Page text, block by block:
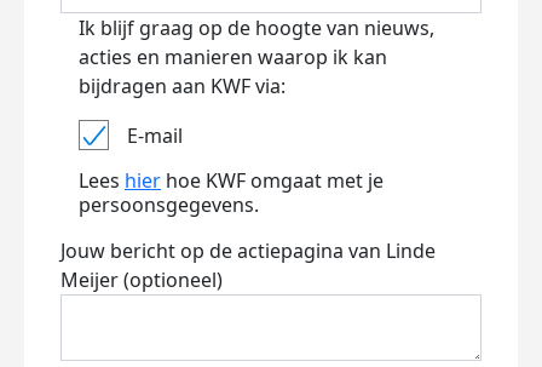
Ik blijf graag op de hoogte van nieuws,
acties en manieren waarop ik kan
bijdragen aan KWF via:
E-mail
Lees hier hoe KWF omgaat met je
persoonsgegevens.
Jouw bericht op de actiepagina van Linde
Meijer (optioneel)